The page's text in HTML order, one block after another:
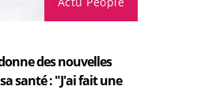
des nouvelles
santé : "J'ai fait une